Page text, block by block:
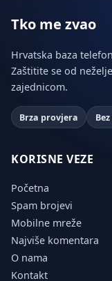
Tko me zvao
Hrvatska baza
Zaštitite se od
zajednicom.
Brza provjera
KORISNE VEZE
Početna
Spam brojevi
Mobilne mreže
Najviše komentara
O nama
Kontakt